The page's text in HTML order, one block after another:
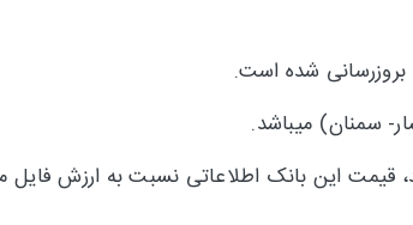
سمنان) میباشد.
قیمت این بانک اطلاعاتی نسبت به ارزش